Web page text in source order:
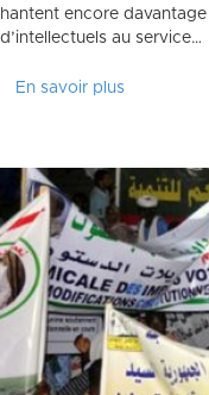
hantent encore
d’intellectuels au service…
En savoir plus